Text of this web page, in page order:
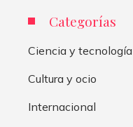
Categorías
Ciencia y tecnología
Cultura y ocio
Internacional